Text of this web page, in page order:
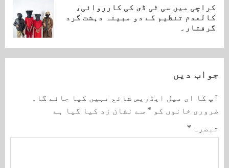
Next
post:
کراچی میں سی ٹی ڈی کی کارروائی،
کالعدم تنظیم کے دو مبینہ دہشت گرد
گرفتار۔
جواب دیں
آپ کا ای میل ایڈریس شائع نہیں کیا جائے گا۔
ضروری خانوں کو * سے نشان زد کیا گیا ہے
تبصرہ *